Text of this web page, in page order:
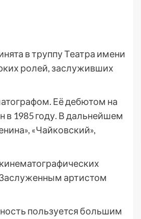
в труппу Театра имени
ролей, заслуживших
Её дебютом на
1985 году. В дальнейшем
«Чайковский»,
артистом
пользуется большим